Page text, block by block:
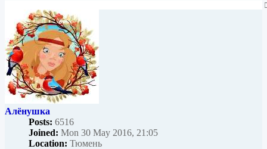
Алёнушка
Posts: 6516
Joined: Mon 30 May 2016, 21:05
Location: Тюмень